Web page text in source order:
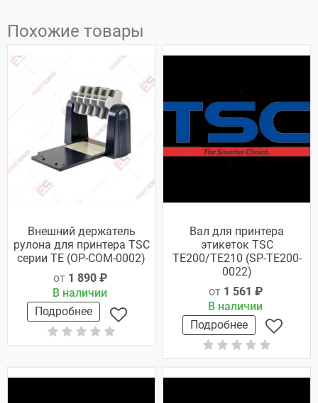
Похожие товары
Внешний держатель
рулона для принтера TSC
серии ТЕ (OP-COM-0002)
от 1 890 ₽
В наличии
Подробнее
Вал для принтера
этикеток TSC
TE200/TE210 (SP-TE200-
0022)
от 1 561 ₽
В наличии
Подробнее